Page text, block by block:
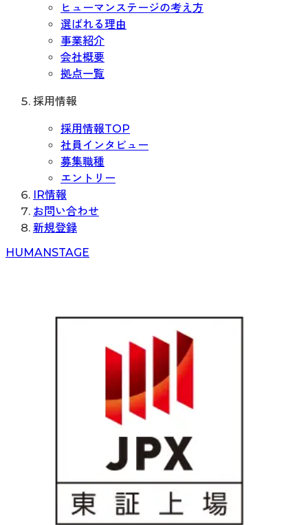
ヒューマンステージの考え方
選ばれる理由
事業紹介
会社概要
拠点一覧
採用情報
採用情報TOP
社員インタビュー
募集職種
エントリー
IR情報
お問い合わせ
新規登録
HUMANSTAGE